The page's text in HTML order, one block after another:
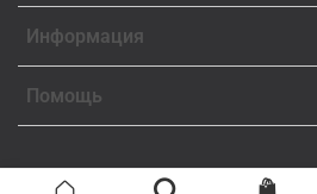
Информация
Помощь